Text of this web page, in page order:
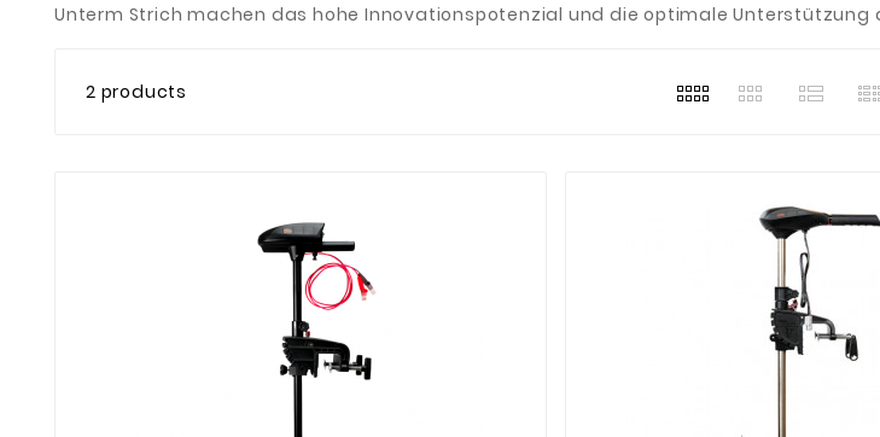
Unterm Strich machen das hohe Innovationspotenzial und die optimale Unterstützung
2 products